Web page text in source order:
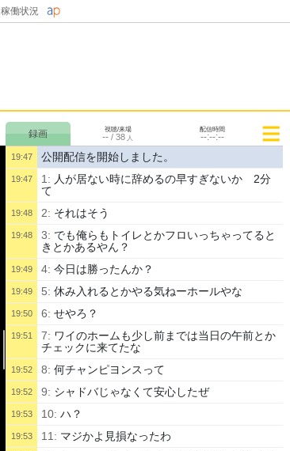
稼働状況
視聴/来場
-- / 38 人
配信時間
--:--:--
19:47 公開配信を開始しました。
19:47 1: 人が居ない時に辞めるの早すぎないか 2分
て
19:48 2: それはそう
19:48 3: でも俺らもトイレとかフロいっちゃってると
きとかあるやん？
19:49 4: 今日は勝ったんか？
19:49 5: 休み入れるとかやる気ねーホールやな
19:50 6: せやろ？
19:51 7: ワイのホームも少し前までは当日の午前とか
チェックに来てたな
19:52 8: 何チャンピヨンスって
19:52 9: シャドバじゃなくて安心したぜ
19:53 10: ハ？
19:53 11: マジかよ見損なったわ